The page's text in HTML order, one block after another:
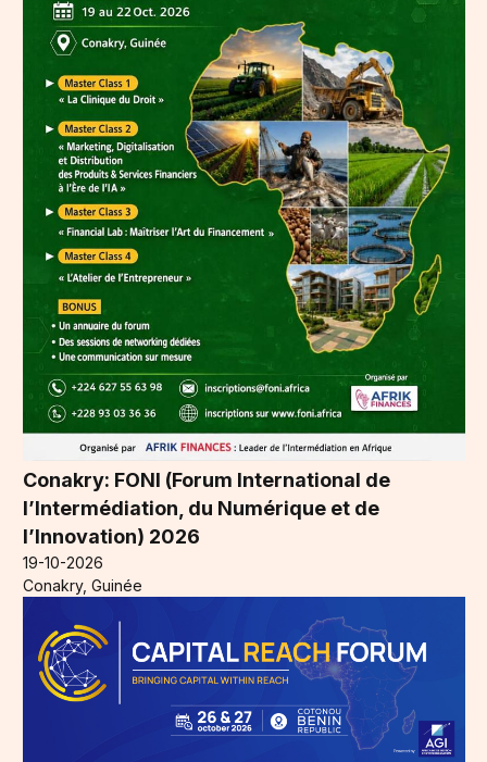
Conakry: FONI (Forum International de
l’Intermédiation, du Numérique et de
l’Innovation) 2026
19-10-2026
Conakry, Guinée